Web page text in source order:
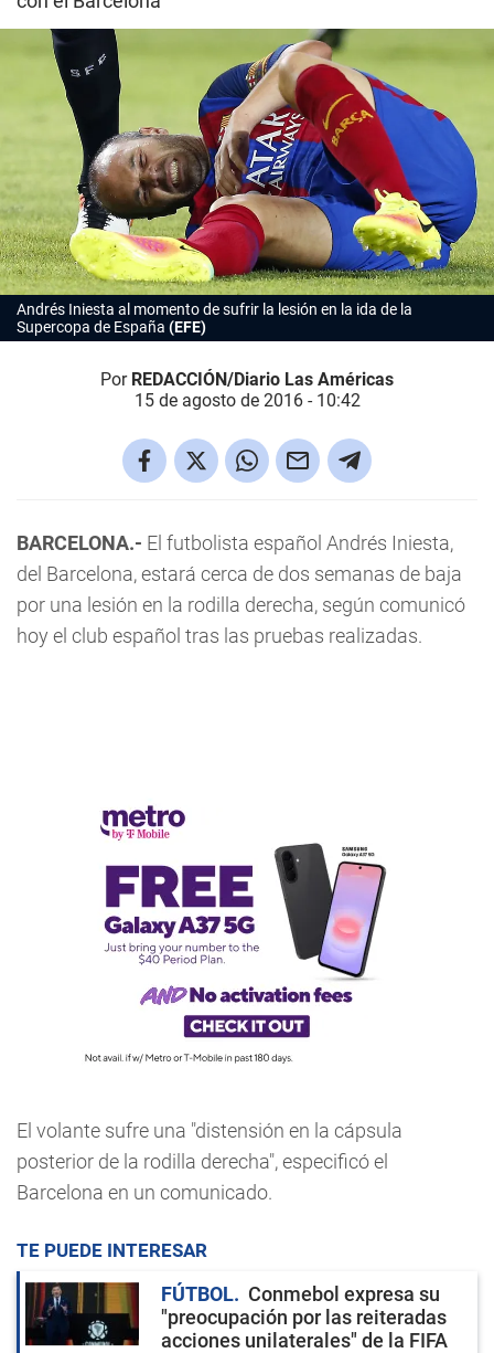
Andrés Iniesta al momento de sufrir la lesión en la ida de la
Supercopa de España (EFE)
Por REDACCIÓN/Diario Las Américas
15 de agosto de 2016 - 10:42
BARCELONA.- El futbolista español Andrés Iniesta,
del Barcelona, estará cerca de dos semanas de baja
por una lesión en la rodilla derecha, según comunicó
hoy el club español tras las pruebas realizadas.
El volante sufre una "distensión en la cápsula
posterior de la rodilla derecha", especificó el
Barcelona en un comunicado.
TE PUEDE INTERESAR
FÚTBOL
Conmebol expresa su
"preocupación por las reiteradas
acciones unilaterales" de la FIFA